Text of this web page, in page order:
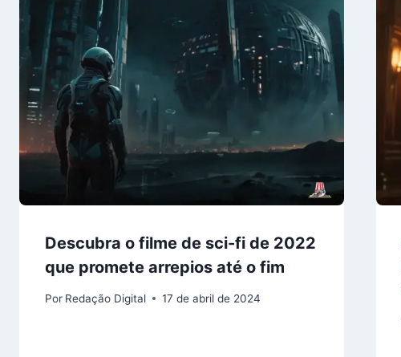
Descubra o filme de sci-fi de 2022
que promete arrepios até o fim
Por Redação Digital 17 de abril de 2024